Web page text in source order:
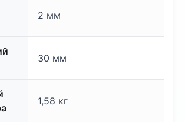
2 мм
30 мм
1,58 кг